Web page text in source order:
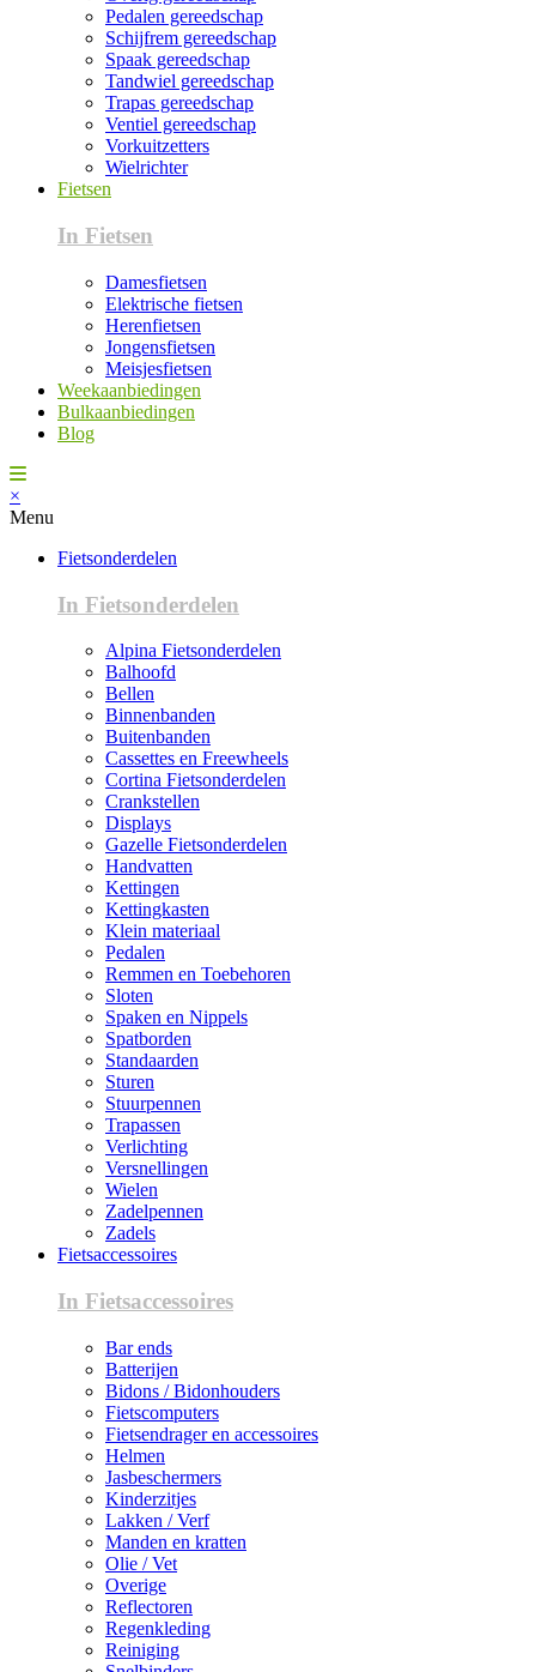
Pedalen gereedschap
Schijfrem gereedschap
Spaak gereedschap
Tandwiel gereedschap
Trapas gereedschap
Ventiel gereedschap
Vorkuitzetters
Wielrichter
Fietsen
In Fietsen
Damesfietsen
Elektrische fietsen
Herenfietsen
Jongensfietsen
Meisjesfietsen
Weekaanbiedingen
Bulkaanbiedingen
Blog
×
Menu
Fietsonderdelen
In Fietsonderdelen
Alpina Fietsonderdelen
Balhoofd
Bellen
Binnenbanden
Buitenbanden
Cassettes en Freewheels
Cortina Fietsonderdelen
Crankstellen
Displays
Gazelle Fietsonderdelen
Handvatten
Kettingen
Kettingkasten
Klein materiaal
Pedalen
Remmen en Toebehoren
Sloten
Spaken en Nippels
Spatborden
Standaarden
Sturen
Stuurpennen
Trapassen
Verlichting
Versnellingen
Wielen
Zadelpennen
Zadels
Fietsaccessoires
In Fietsaccessoires
Bar ends
Batterijen
Bidons / Bidonhouders
Fietscomputers
Fietsendrager en accessoires
Helmen
Jasbeschermers
Kinderzitjes
Lakken / Verf
Manden en kratten
Olie / Vet
Overige
Reflectoren
Regenkleding
Reiniging